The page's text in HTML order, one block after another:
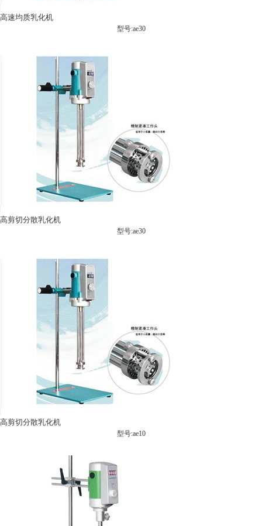
高速均质乳化机
型号:ae30
高剪切分散乳化机
型号:ae30
高剪切分散乳化机
型号:ae10